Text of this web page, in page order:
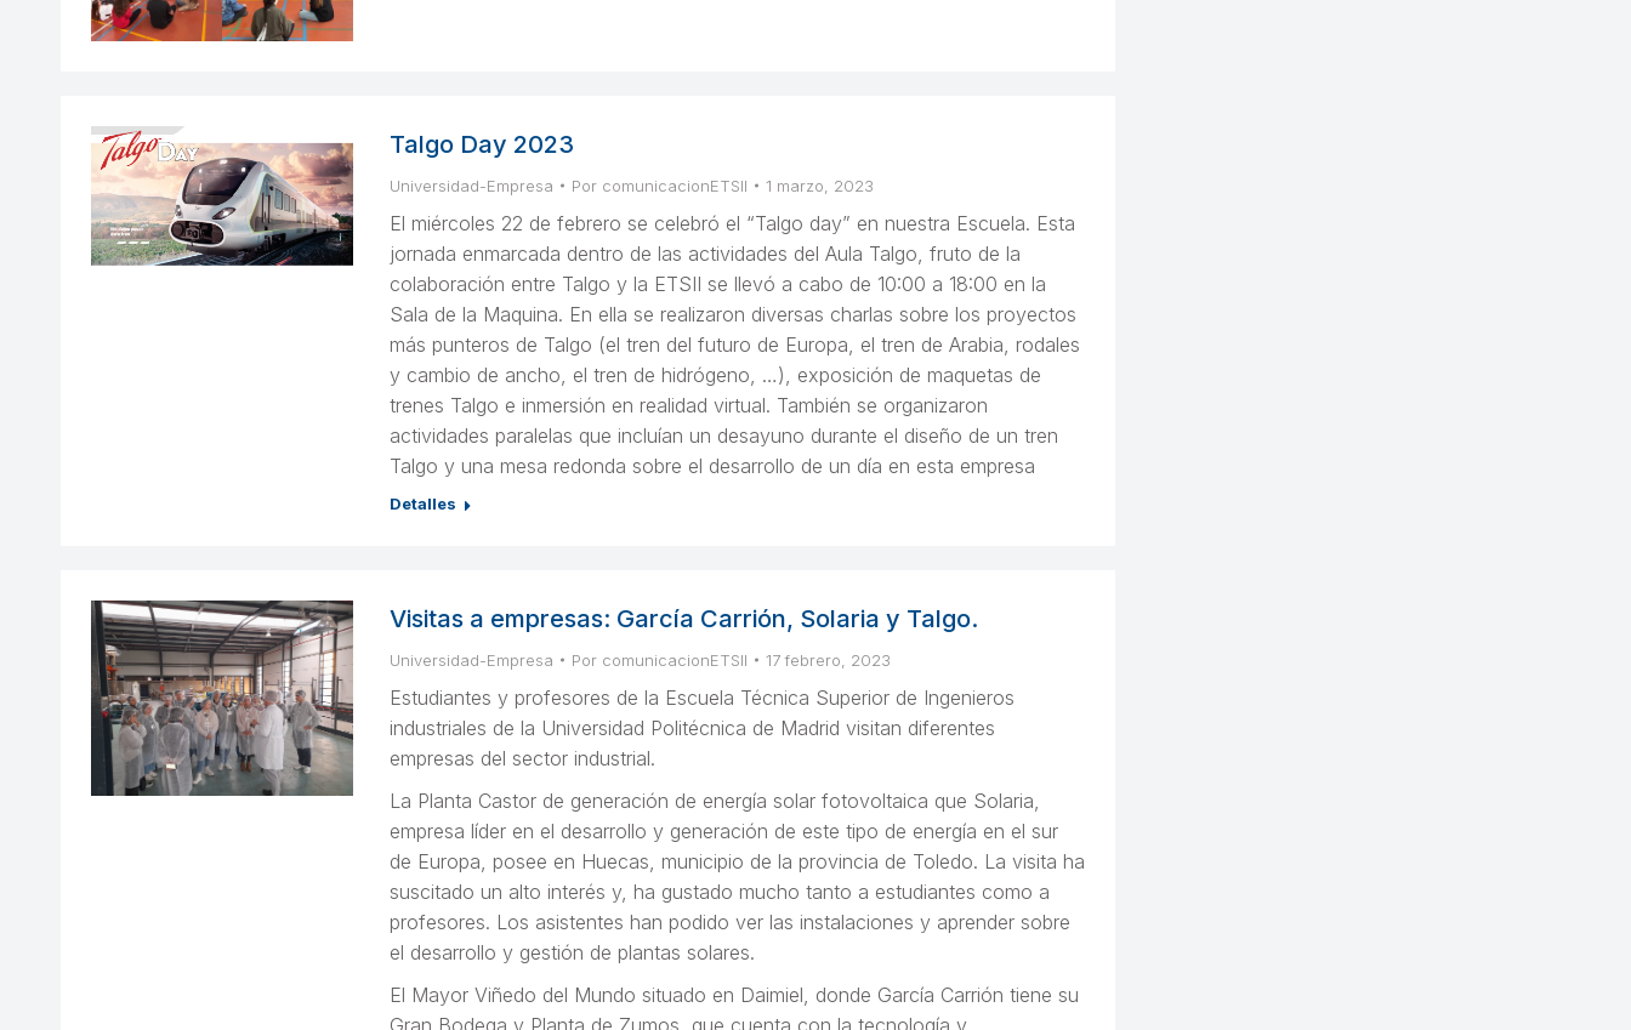
Talgo Day 2023
Universidad-Empresa Por comunicacionETSII 1 marzo, 2023
El miércoles 22 de febrero se celebró el “Talgo day” en nuestra Escuela. Esta
jornada enmarcada dentro de las actividades del Aula Talgo, fruto de la
colaboración entre Talgo y la ETSII se llevó a cabo de 10:00 a 18:00 en la
Sala de la Maquina. En ella se realizaron diversas charlas sobre los proyectos
más punteros de Talgo (el tren del futuro de Europa, el tren de Arabia, rodales
y cambio de ancho, el tren de hidrógeno, …), exposición de maquetas de
trenes Talgo e inmersión en realidad virtual. También se organizaron
actividades paralelas que incluían un desayuno durante el diseño de un tren
Talgo y una mesa redonda sobre el desarrollo de un día en esta empresa
Detalles
Visitas a empresas: García Carrión, Solaria y Talgo.
Universidad-Empresa Por comunicacionETSII 17 febrero, 2023
Estudiantes y profesores de la Escuela Técnica Superior de Ingenieros
industriales de la Universidad Politécnica de Madrid visitan diferentes
empresas del sector industrial.
La Planta Castor de generación de energía solar fotovoltaica que Solaria,
empresa líder en el desarrollo y generación de este tipo de energía en el sur
de Europa, posee en Huecas, municipio de la provincia de Toledo. La visita ha
suscitado un alto interés y, ha gustado mucho tanto a estudiantes como a
profesores. Los asistentes han podido ver las instalaciones y aprender sobre
el desarrollo y gestión de plantas solares.
El Mayor Viñedo del Mundo situado en Daimiel, donde García Carrión tiene su
Gran Bodega y Planta de Zumos, que cuenta con la tecnología y